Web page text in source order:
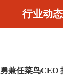
行业动态
兼任菜鸟CEO